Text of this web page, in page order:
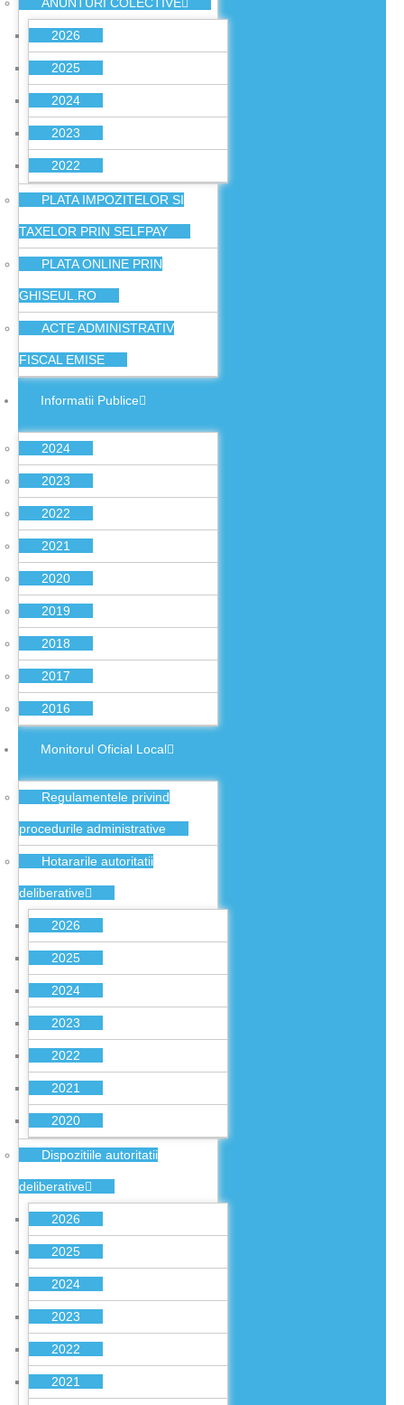
2026
2025
2024
2023
2022
PLATA IMPOZITELOR SI
TAXELOR PRIN SELFPAY
PLATA ONLINE PRIN
GHISEUL.RO
ACTE ADMINISTRATIV
FISCAL EMISE
Informatii Publice
2024
2023
2022
2021
2020
2019
2018
2017
2016
Monitorul Oficial Local
Regulamentele privind
procedurile administrative
Hotararile autoritatii
deliberative
2026
2025
2024
2023
2022
2021
2020
Dispozitiile autoritatii
deliberative
2026
2025
2024
2023
2022
2021